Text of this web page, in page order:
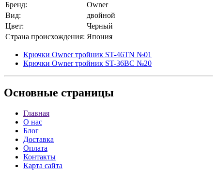
Бренд:
Owner
Вид:
двойной
Цвет:
Черный
Страна происхождения: Япония
Крючки Owner тройник ST-46TN №01
Крючки Owner тройник ST-36BC №20
Основные страницы
Главная
О нас
Блог
Доставка
Оплата
Контакты
Карта сайта